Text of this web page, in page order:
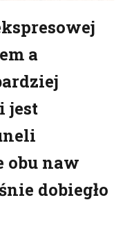
a
jest
obu naw
dobiegło